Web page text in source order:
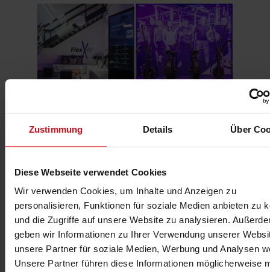
Zustimmung Details Über
Diese Webseite verwendet Cookies
Wir verwenden Cookies, um Inhalte und Anzeigen zu
personalisieren, Funktionen für soziale Medien anbieten zu
und die Zugriffe auf unsere Website zu analysieren.
geben wir Informationen zu Ihrer Verwendung unserer
unsere Partner für soziale Medien, Werbung und Analysen
Unsere Partner führen diese Informationen möglicherweise
abgeschlossen ist, wird auch dieTrainingsbetreuung im
FlexXfit volldigital, inklusive Trainingssteuerung, -verwaltung
ausgestattet und können dann noch intensiver auf die
Bedürfnisse der Mitglieder eingehen.